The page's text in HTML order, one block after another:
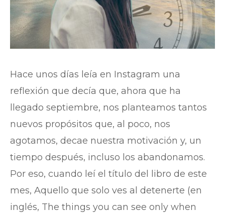
Hace unos días leía en Instagram una
reflexión que decía que, ahora que ha
llegado septiembre, nos planteamos tantos
nuevos propósitos que, al poco, nos
agotamos, decae nuestra motivación y, un
tiempo después, incluso los abandonamos.
Por eso, cuando leí el título del libro de este
mes, Aquello que solo ves al detenerte (en
inglés, The things you can see only when